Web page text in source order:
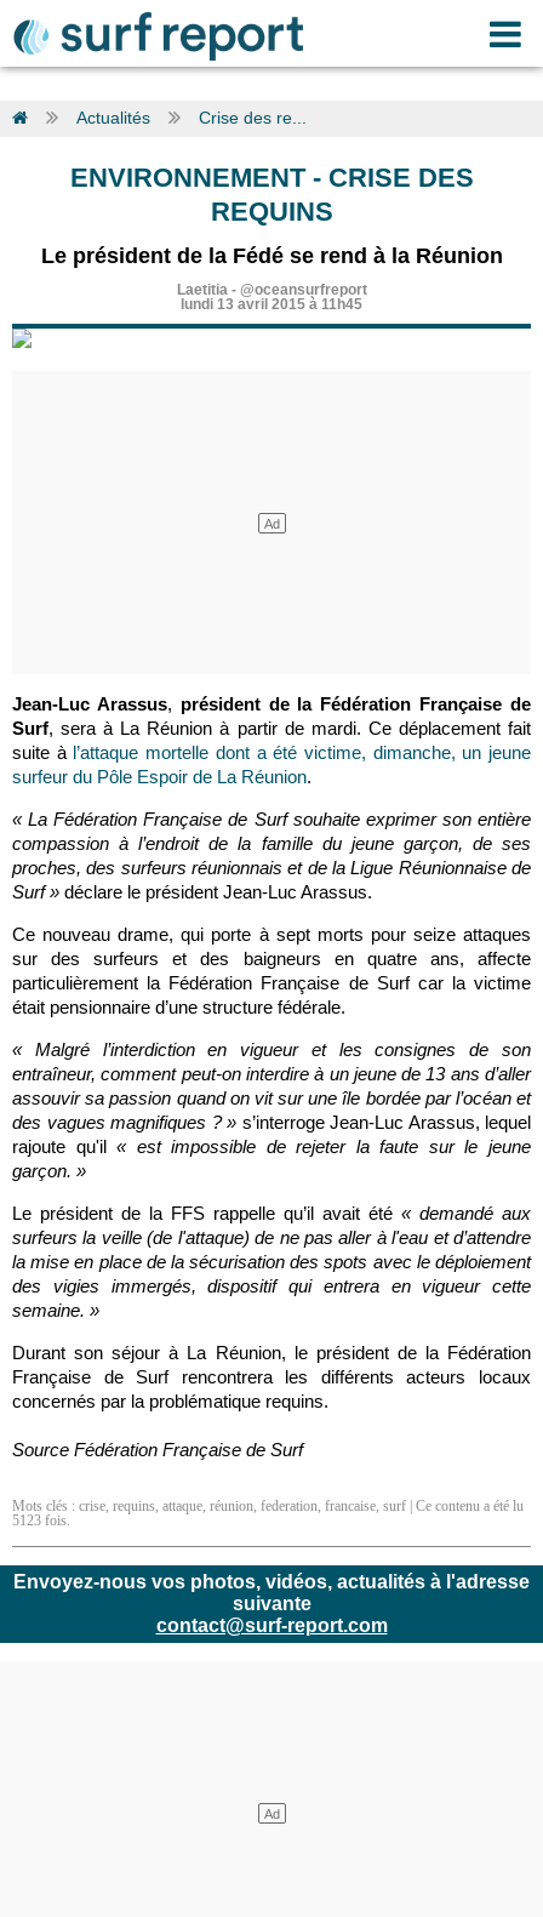
Actualités Crise des re...
ENVIRONNEMENT- CRISE DES
REQUINS
Le président de la Fédé se rend à la Réunion
Laetitia- @oceansurfreport
lundi 13 avril 2015 à 11h45
Jean-Luc Arassus, président de la Fédération Française de
Surf, sera à La Réunion à partir de mardi. Ce déplacement fait
suite à l’attaque mortelle dont a été victime, dimanche, un jeune
surfeur du Pôle Espoir de La Réunion.
« La Fédération Française de Surf souhaite exprimer son entière
compassion à l’endroit de la famille du jeune garçon, de ses
proches, des surfeurs réunionnais et de la Ligue Réunionnaise de
Surf » déclare le président Jean-Luc Arassus.
Ce nouveau drame, qui porte à sept morts pour seize attaques
sur des surfeurs et des baigneurs en quatre ans, affecte
particulièrement la Fédération Française de Surf car la victime
était pensionnaire d’une structure fédérale.
« Malgré l’interdiction en vigueur et les consignes de son
entraîneur, comment peut-on interdire à un jeune de 13 ans d’aller
assouvir sa passion quand on vit sur une île bordée par l’océan et
des vagues magnifiques ? » s’interroge Jean-Luc Arassus, lequel
rajoute qu'il« est impossible de rejeter la faute sur le jeune
garçon. »
Le président de la FFS rappelle qu’il avait été « demandé aux
surfeurs la veille (de l'attaque) de ne pas aller à l'eau et d’attendre
la mise en place de la sécurisation des spots avec le déploiement
des vigies immergés, dispositif qui entrera en vigueur cette
semaine. »
Durant son séjour à La Réunion, le président de la Fédération
Française de Surf rencontrera les différents acteurs locaux
concernés par la problématique requins.
Source Fédération Française de Surf
Mots clés : crise, requins, attaque, réunion, federation, francaise, surf | Ce contenu a été lu
5123 fois.
Envoyez-nous vos photos, vidéos, actualités à l'adresse
suivante
contact@surf-report.com